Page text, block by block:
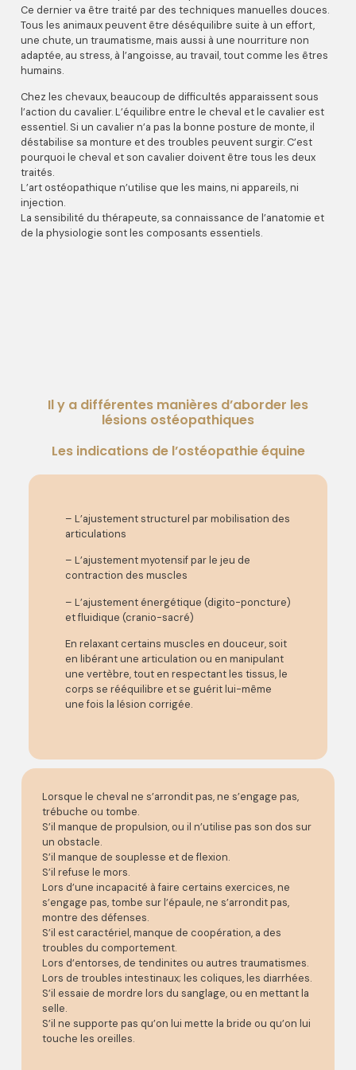
Ce dernier va être traité par des techniques manuelles douces.
Tous les animaux peuvent être déséquilibre suite à un effort,
une chute, un traumatisme, mais aussi à une nourriture non
adaptée, au stress, à l’angoisse, au travail, tout comme les êtres
humains.
Chez les chevaux, beaucoup de difficultés apparaissent sous
l’action du cavalier. L’équilibre entre le cheval et le cavalier est
essentiel. Si un cavalier n’a pas la bonne posture de monte, il
déstabilise sa monture et des troubles peuvent surgir. C’est
pourquoi le cheval et son cavalier doivent être tous les deux
traités.
L’art ostéopathique n’utilise que les mains, ni appareils, ni
injection.
La sensibilité du thérapeute, sa connaissance de l’anatomie et
de la physiologie sont les composants essentiels.
Il y a différentes manières d’aborder les
lésions ostéopathiques
Les indications de l’ostéopathie équine
– L’ajustement structurel par mobilisation des
articulations
– L’ajustement myotensif par le jeu de
contraction des muscles
– L’ajustement énergétique (digito-poncture)
et fluidique (cranio-sacré)
En relaxant certains muscles en douceur, soit
en libérant une articulation ou en manipulant
une vertèbre, tout en respectant les tissus, le
corps se rééquilibre et se guérit lui-même
une fois la lésion corrigée.
Lorsque le cheval ne s’arrondit pas, ne s’engage pas,
trébuche ou tombe.
S’il manque de propulsion, ou il n’utilise pas son dos sur
un obstacle.
S’il manque de souplesse et de flexion.
S’il refuse le mors.
Lors d’une incapacité à faire certains exercices, ne
s’engage pas, tombe sur l’épaule, ne s’arrondit pas,
montre des défenses.
S’il est caractériel, manque de coopération, a des
troubles du comportement.
Lors d’entorses, de tendinites ou autres traumatismes.
Lors de troubles intestinaux; les coliques, les diarrhées.
S’il essaie de mordre lors du sanglage, ou en mettant la
selle.
S’il ne supporte pas qu’on lui mette la bride ou qu’on lui
touche les oreilles.